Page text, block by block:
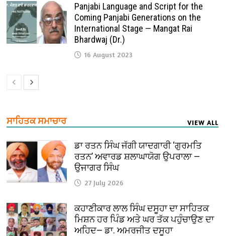
Panjabi Language and Script for the
Coming Panjabi Generations on the
International Stage — Mangat Rai
Bhardwaj (Dr.)
16 August 2023
ਸਾਹਿਤਕ ਸਮਾਚਾਰ VIEW ALL
ਡਾ ਰਤਨ ਸਿੰਘ ਜੱਗੀ ਯਾਦਗਾਰੀ ‘ਗੁਰਮਤਿ
ਰਤਨ’ ਅਵਾਰਡ ਸ਼ਲਾਘਾਯੋਗ ਉਪਰਾਲਾ —
ਉਜਾਗਰ ਸਿੰਘ
27 July 2026
ਕਹਾਣੀਕਾਰ ਲਾਲ ਸਿੰਘ ਦਸੂਹਾ ਦਾ ਸਾਹਿਤਕ
ਮਿਸ਼ਨ ਹਰ ਪਿੰਡ ਅਤੇ ਘਰ ਤੱਕ ਪਹੁੰਚਾਉਣ ਦਾ
ਅਹਿਦ— ਡਾ. ਅਮਰਜੀਤ ਦਸੂਹਾ